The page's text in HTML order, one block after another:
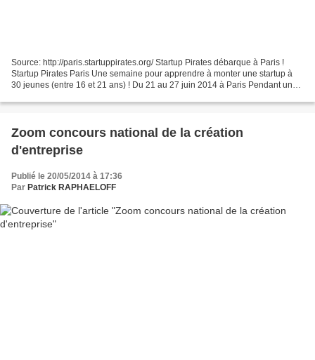
Source: http://paris.startuppirates.org/ Startup Pirates débarque à Paris !
Startup Pirates Paris Une semaine pour apprendre à monter une startup à
30 jeunes (entre 16 et 21 ans) ! Du 21 au 27 juin 2014 à Paris Pendant une
Zoom concours national de la création
d'entreprise
Publié le 20/05/2014 à 17:36
Par Patrick RAPHAELOFF